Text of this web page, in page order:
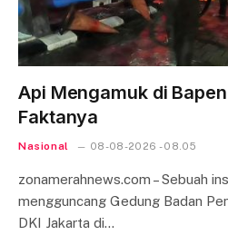
Api Mengamuk di
Faktanya
Nasional 08-08-2026 - 08.05
zonamerahnews.com – Sebuah
mengguncang Gedung Badan
DKI Jakarta di…